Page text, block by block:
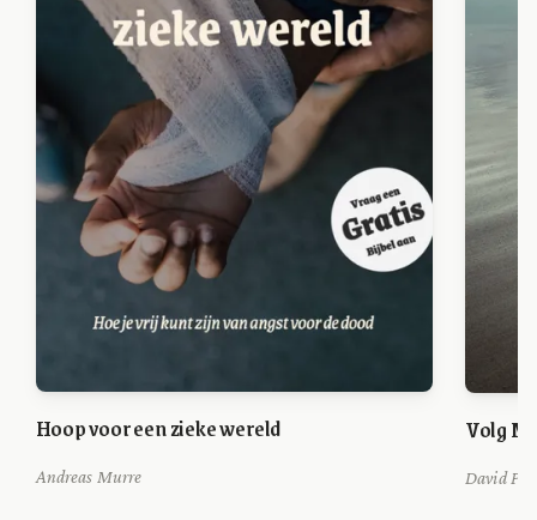
Hoop voor een zieke wereld
Andreas Murre
Volg
David